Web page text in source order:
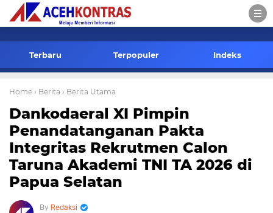
Terbaru Terpopuler Indeks
Home › Berita › Berita Utama
Dankodaeral XI Pimpin
Penandatanganan Pakta
Integritas Rekrutmen Calon
Taruna Akademi TNI TA 2026 di
Papua Selatan
Redaksi